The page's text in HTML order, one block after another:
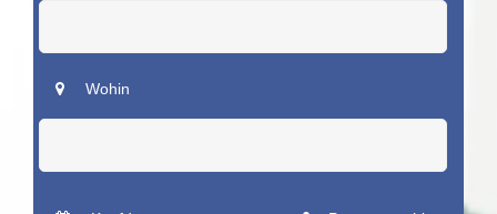
Wohin